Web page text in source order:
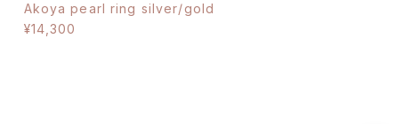
Akoya pearl ring silver/gold
¥14,300